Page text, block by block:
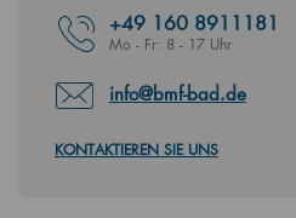
+49 160 8911181
Mo - Fr: 8 - 17 Uhr
info@bmf-bad.de
KONTAKTIEREN SIE UNS